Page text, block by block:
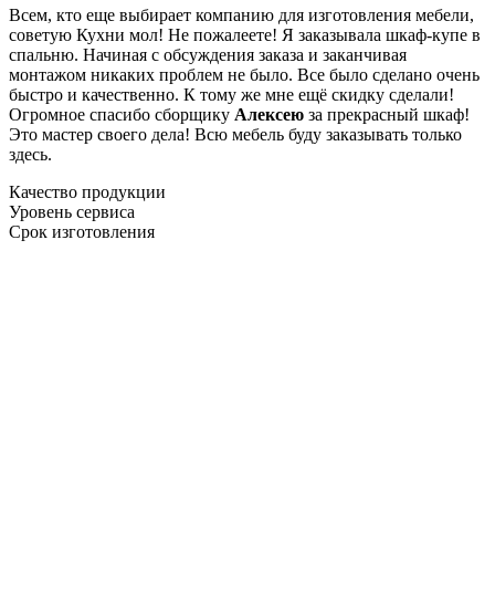
Всем, кто еще выбирает компанию для изготовления мебели,
советую Кухни мол! Не пожалеете! Я заказывала шкаф-купе в
спальню. Начиная с обсуждения заказа и заканчивая
монтажом никаких проблем не было. Все было сделано очень
быстро и качественно. К тому же мне ещё скидку сделали!
Огромное спасибо сборщику Алексею за прекрасный шкаф!
Это мастер своего дела! Всю мебель буду заказывать только
здесь.
Качество продукции
Уровень сервиса
Срок изготовления